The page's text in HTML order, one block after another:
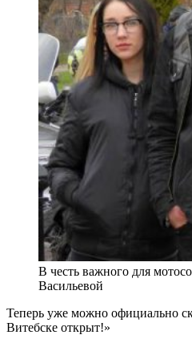
В честь важного для
Васильевой
Теперь уже можно официально
Витебске открыт!»